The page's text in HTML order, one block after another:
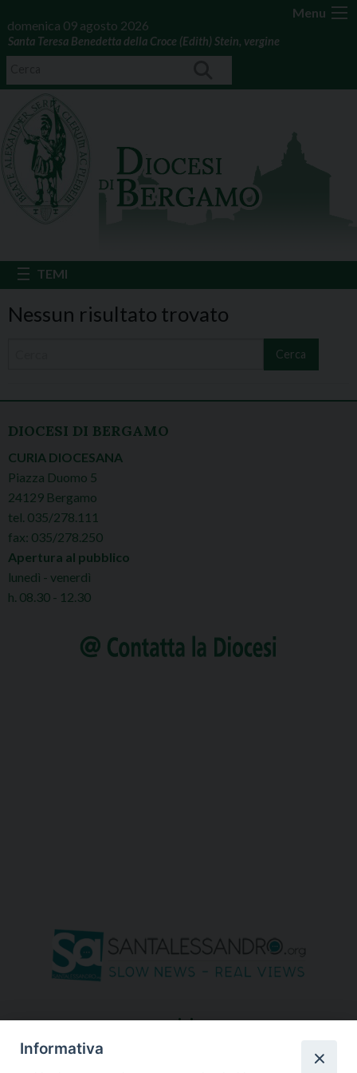
Menu
domenica 09 agosto 2026
Santa Teresa Benedetta della Croce (Edith) Stein, vergine
Nessun risultato trovato
Cerca
DIOCESI DI BERGAMO
CURIA DIOCESANA
Piazza Duomo 5
24129 Bergamo
tel. 035/278.111
fax: 035/278.250
Apertura al pubblico
lunedì - venerdì
h. 08.30 - 12.30
seguici su
Informativa